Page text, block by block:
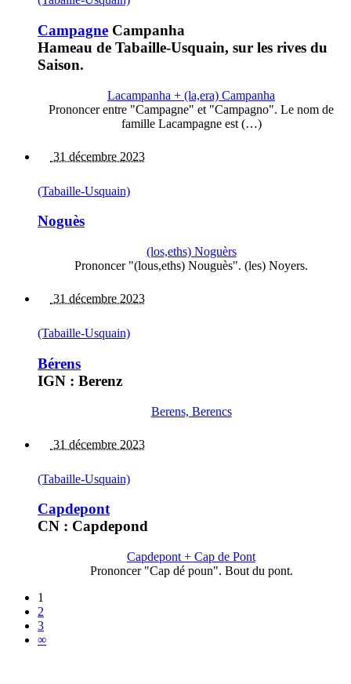
Campagne Campanha
Hameau de Tabaille-Usquain, sur les rives du
Saison.
Lacampanha + (la,era) Campanha
Prononcer entre "Campagne" et "Campagno". Le nom de
famille Lacampagne est (…)
31 décembre 2023
(Tabaille-Usquain)
Noguès
(los,eths) Noguèrs
Prononcer "(lous,eths) Nouguès". (les) Noyers.
31 décembre 2023
(Tabaille-Usquain)
Bérens
IGN : Berenz
Berens, Berencs
31 décembre 2023
(Tabaille-Usquain)
Capdepont
CN : Capdepond
Capdepont + Cap de Pont
Prononcer "Cap dé poun". Bout du pont.
1
2
3
∞